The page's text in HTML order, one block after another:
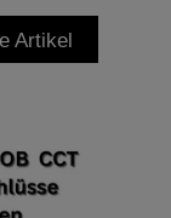
Artikel